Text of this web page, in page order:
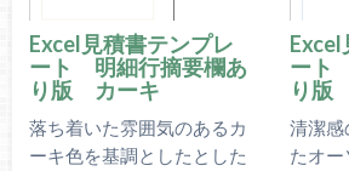
Excel見積書テンプレ
ート 明細行摘要欄あ
り版 カーキ
落ち着いた雰囲気のあるカ
ーキ色を基調としたとした
Excel
ート
り版
清潔感
たオ